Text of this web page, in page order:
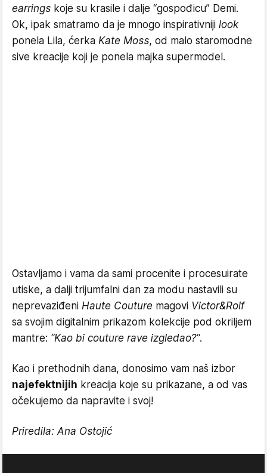
earrings koje su krasile i dalje “gospođicu” Demi.
Ok, ipak smatramo da je mnogo inspirativniji look
ponela Lila, ćerka Kate Moss, od malo staromodne
sive kreacije koji je ponela majka supermodel.
Ostavljamo i vama da sami procenite i procesuirate
utiske, a dalji trijumfalni dan za modu nastavili su
neprevaziđeni Haute Couture magovi Victor&Rolf
sa svojim digitalnim prikazom kolekcije pod okriljem
mantre: “Kao bi couture rave izgledao?”.
Kao i prethodnih dana, donosimo vam naš izbor
najefektnijih kreacija koje su prikazane, a od vas
očekujemo da napravite i svoj!
Priredila: Ana Ostojić